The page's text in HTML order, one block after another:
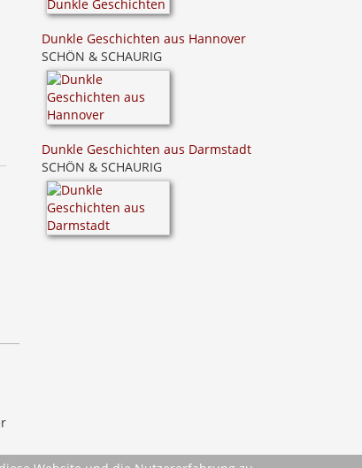
Dunkle Geschichten aus Hannover
SCHÖN & SCHAURIG
Dunkle Geschichten aus Darmstadt
SCHÖN & SCHAURIG